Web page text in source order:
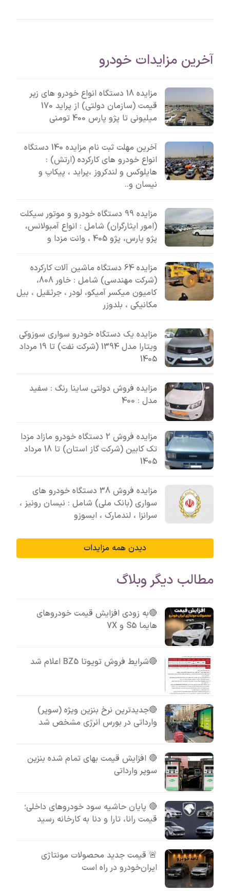
آخرین مزایدات خودرو
مزایده 18 دستگاه انواع خودرو های زیر
قیمت (سازمان دولتی) از پراید 170
میلیونی تا پژو پارس 400 تومنی
آخرین مهلت ثبت نام مزایده 140 دستگاه
انواع خودرو های کارکرده (ارتش) :
هایلوکس و لندکروز ،پراید ، پیکاپ و
نیسان و..
مزایده 99 دستگاه خودرو و موتور سیکلت
(امور ایثارگران) شامل : انواع آمبولانس،
پژو پارس، پژو 405 ، وانت مزدا و
مزایده 64 دستگاه ماشین آلات کارکرده
(شرکت مهندسی) شامل : خاور 808،
کامیون میکسر آمیکو، لودر ، جرثقیل ، بیل
مکانیکی ، بلدوزر
مزایده یک دستگاه خودرو سواری سوزوکی
ویتارا مدل 1394 (شرکت نفت) تا 19 مرداد
1405
مزایده فروش دولتی ساینا رنگ : سفید
مدل : 400
مزایده فروش 2 دستگاه خودرو مازاد مزدا
تک کابین (شرکت گاز استان) تا 18 مرداد
1405
مزایده فروش 38 دستگاه خودرو های
سواری (بانک ملی) شامل : نیسان رونیز ،
سرانزا ، لندمارک ، ایسوزو
دیدن همه مزایدات
مطالب دیگر وبلاگ
🔴به زودی افزایش قیمت خودروهای
هایما S5 و 7X
🔴شرایط فروش تویوتا BZ5 اعلام شد
🔴جدیدترین نرخ بنزین ویژه (سوپر)
وارداتی در بورس انرژی مشخص شد
🔴 افزایش قیمت بهای تمام شده بنزین
سوپر وارداتی
🔴 پایان حاشیه سود خودروهای داخلی؛
قیمت رانا، تارا و دنا به کارخانه رسید
🚨 قیمت جدید محصولات مونتاژی
ایران‌خودرو در راه است